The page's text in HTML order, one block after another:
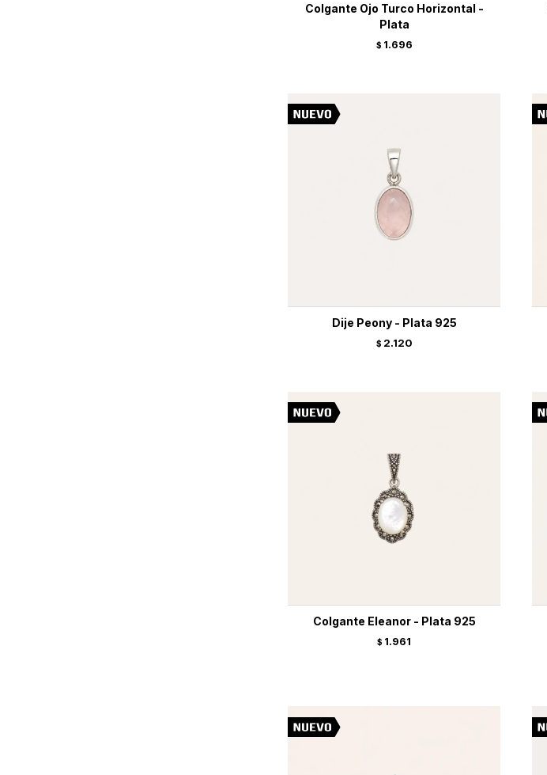
Colgante Ojo Turco Horizontal -
Plata
$ 1.696
Dije Peony - Plata 925
$ 2.120
Colgante Eleanor - Plata 925
$ 1.961